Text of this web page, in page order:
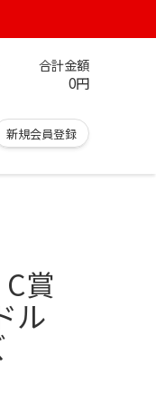
合計金額
0円
新規会員登録
C賞
ル